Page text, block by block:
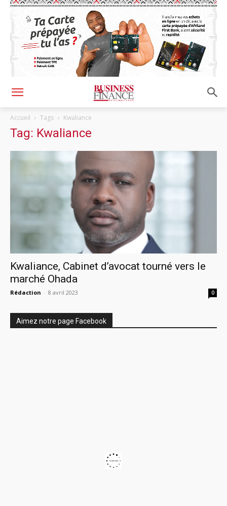
Accueil Tags Kwaliance
Tag: Kwaliance
Kwaliance, Cabinet d’avocat tourné vers le
marché Ohada
Rédaction - 8 avril 2023 0
Aimez notre page Facebook